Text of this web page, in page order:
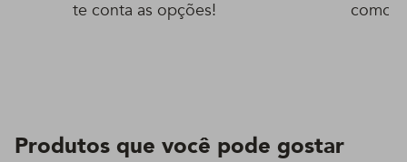
te conta as opções!
como
Produtos que você pode gostar